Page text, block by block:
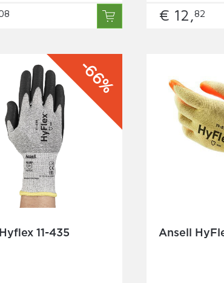
€ 12,82
-66%
11-435 Ansell